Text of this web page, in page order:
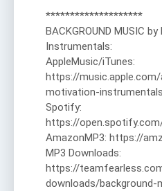
********************
BACKGROUND MUSIC
Instrumentals:
AppleMusic/iTunes:
https://
motivation-
Spotify:
https://
AmazonMP3: https://
MP3 Downloads:
https://
downloads/background-